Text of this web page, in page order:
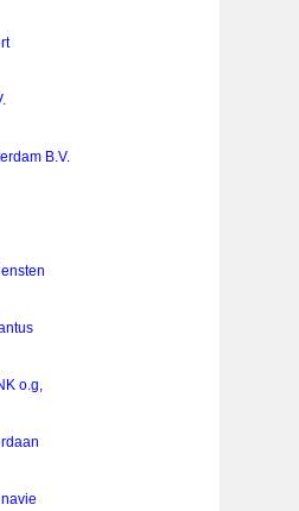
B.V.
o.g,